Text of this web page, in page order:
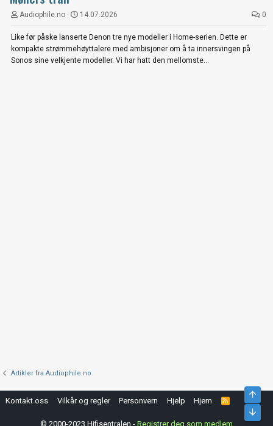
Audiophile.no 14.07.2026 0
Like før påske lanserte Denon tre nye modeller i Home-serien. Dette er
kompakte strømmehøyttalere med ambisjoner om å ta innersvingen på
Sonos sine velkjente modeller. Vi har hatt den mellomste...
Artikler fra Audiophile.no
Kontakt oss Vilkår og regler Personvern Hjelp Hjem
R
© 2000-2023 Hifisentralen - Registrer deg som medlem
Topp
Bunn